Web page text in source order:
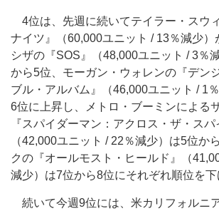
4位は、先週に続いてテイラー・スウ
ナイツ』（60,000ユニット / 13％減少）
シザの『SOS』（48,000ユニット / 3％
から5位、モーガン・ウォレンの『デン
ブル・アルバム』（46,000ユニット / 1
6位に上昇し、メトロ・ブーミンによる
『スパイダーマン：アクロス・ザ・スパ
（42,000ユニット / 22％減少）は5位か
クの『オールモスト・ヒールド』（
減少）は7位から8位にそれぞれ順位を下
続いて今週9位には、米カリフォルニ